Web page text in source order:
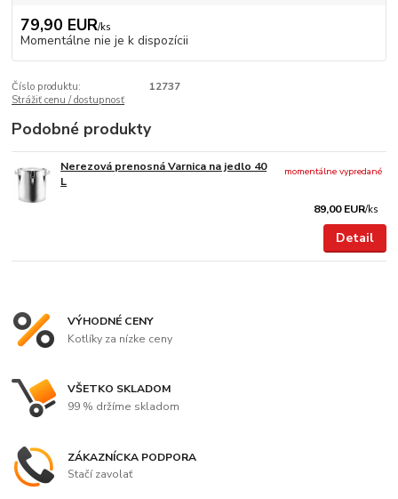
79,90 EUR/ks
Momentálne nie je k dispozícii
Číslo produktu:
12737
Strážiť cenu / dostupnosť
Podobné produkty
Nerezová prenosná Varnica na jedlo 40
L
89,00 EUR/ks
momentálne vypredané
Detail
VÝHODNÉ CENY
Kotlíky za nízke ceny
VŠETKO SKLADOM
99 % držíme skladom
ZÁKAZNÍCKA PODPORA
Stačí zavolať